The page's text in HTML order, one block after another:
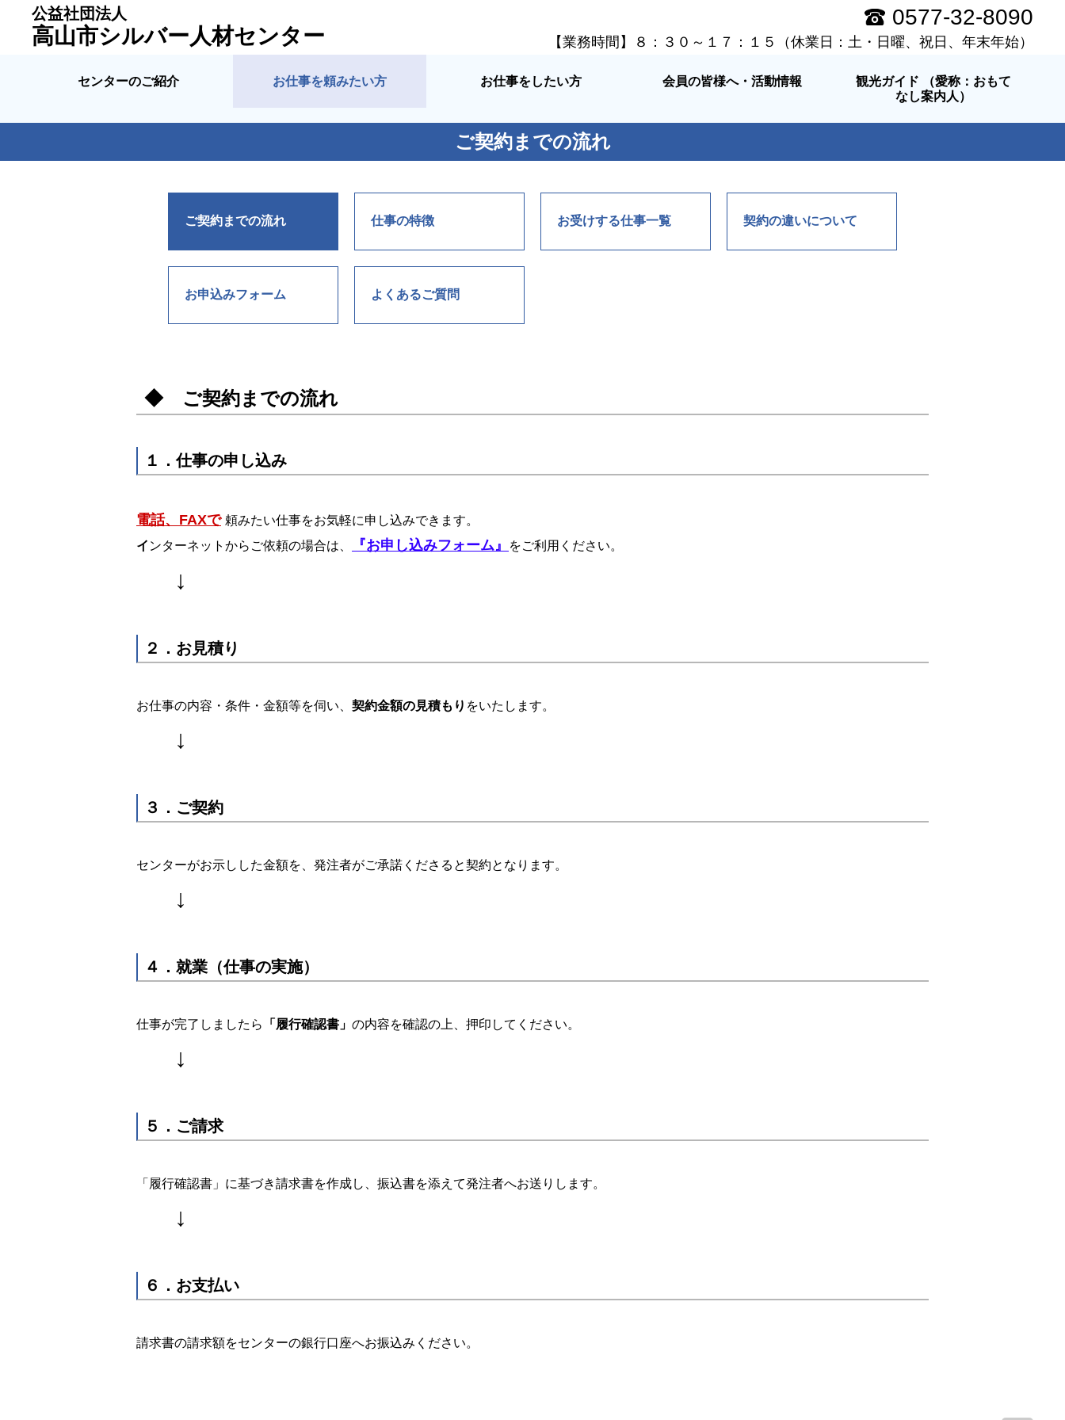
公益社団法人
高山市シルバー人材センター
0577-32-8090
【業務時間】８：３０～１７：１５（休業日：土・日曜、祝日、年末年始）
センターのご紹介 お仕事を頼みたい方 お仕事をしたい方 会員の皆様へ・活動情報
観光ガイド （愛称：おもて
なし案内人）
ご契約までの流れ
ご契約までの流れ 仕事の特徴 お受けする仕事一覧 契約の違いについて
お申込みフォーム よくあるご質問
◆ ご契約までの流れ
１．仕事の申し込み
電話、FAXで 頼みたい仕事をお気軽に申し込みできます。
イ ンターネットからご依頼の場合は、 『お申し込みフォーム』 をご利用ください。
↓
２．お見積り
お仕事の内容・条件・金額等を伺い、 契約金額の見積もり をいたします。
↓
３．ご契約
センターがお示しした金額を、発注者がご承諾くださると契約となります。
↓
４．就業（仕事の実施）
仕事が完了しましたら 「履行確認書」 の内容を確認の上、押印してください。
↓
５．ご請求
「履行確認書」に基づき請求書を作成し、振込書を添えて発注者へお送りします。
↓
６．お支払い
請求書の請求額をセンターの銀行口座へお振込みください。